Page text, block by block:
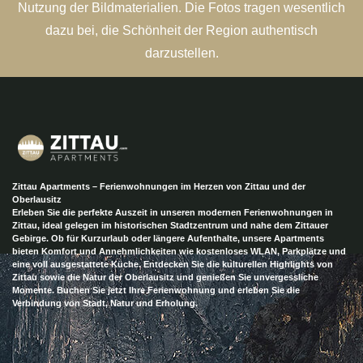
Nutzung der Bildmaterialien. Die Fotos tragen wesentlich
dazu bei, die Schönheit der Region authentisch
darzustellen.
Zittau Apartments – Ferienwohnungen im Herzen von Zittau und der
Oberlausitz
Erleben Sie die perfekte Auszeit in unseren modernen Ferienwohnungen in
Zittau, ideal gelegen im historischen Stadtzentrum und nahe dem Zittauer
Gebirge. Ob für Kurzurlaub oder längere Aufenthalte, unsere Apartments
bieten Komfort und Annehmlichkeiten wie kostenloses WLAN, Parkplätze und
eine voll ausgestattete Küche. Entdecken Sie die kulturellen Highlights von
Zittau sowie die Natur der Oberlausitz und genießen Sie unvergessliche
Momente. Buchen Sie jetzt Ihre Ferienwohnung und erleben Sie die
Verbindung von Stadt, Natur und Erholung.